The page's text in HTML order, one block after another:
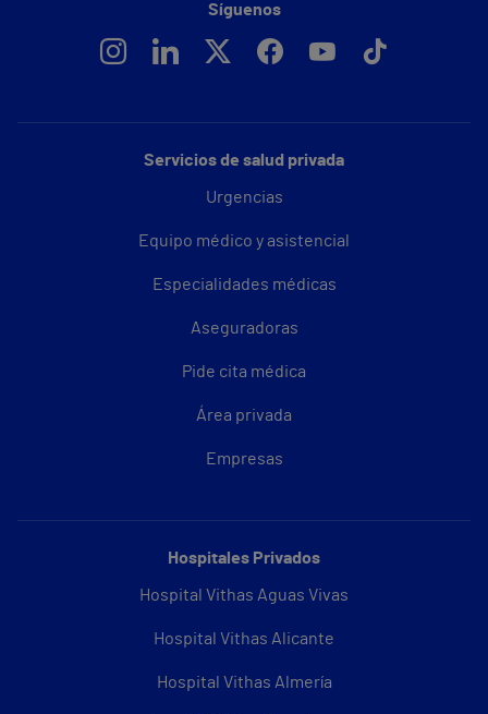
Servicios de salud privada
Urgencias
Equipo médico y asistencial
Especialidades médicas
Aseguradoras
Pide cita médica
Área privada
Empresas
Hospitales Privados
Hospital Vithas Aguas Vivas
Hospital Vithas Alicante
Hospital Vithas Almería
Síguenos